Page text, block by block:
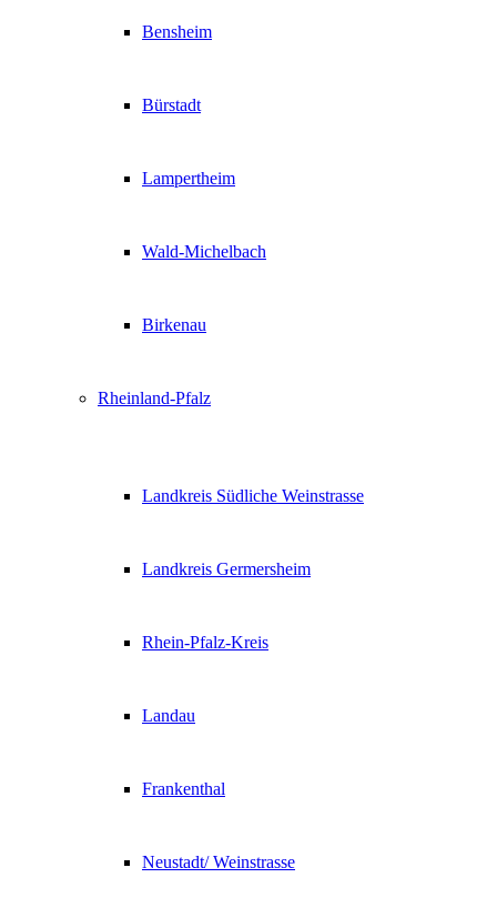
Bensheim
Bürstadt
Lampertheim
Wald-Michelbach
Birkenau
Rheinland-Pfalz
Landkreis Südliche Weinstrasse
Landkreis Germersheim
Rhein-Pfalz-Kreis
Landau
Frankenthal
Neustadt/ Weinstrasse